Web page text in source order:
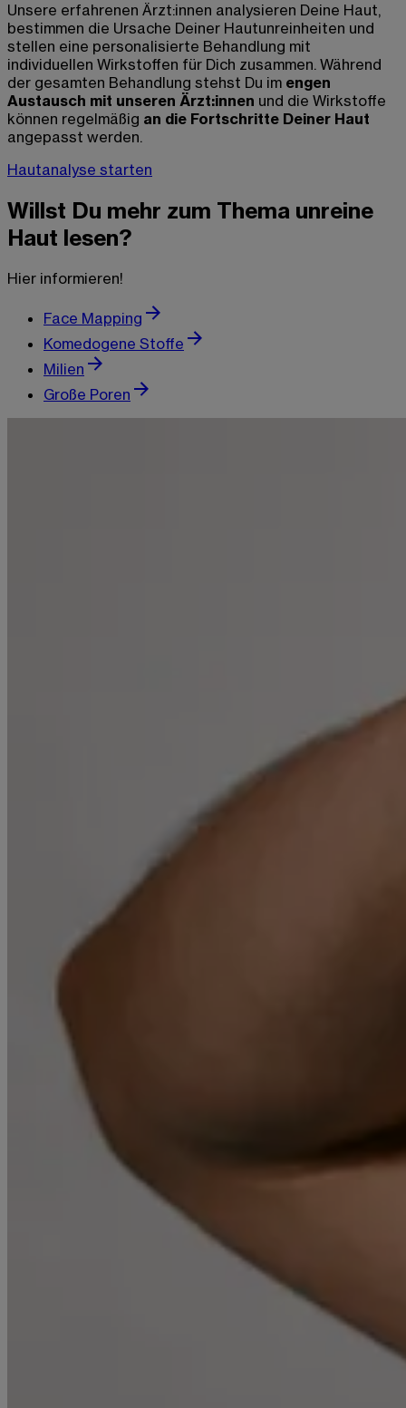
Unsere erfahrenen Ärzt:innen analysieren Deine Haut,
bestimmen die Ursache Deiner Hautunreinheiten und
stellen eine personalisierte Behandlung mit
individuellen Wirkstoffen für Dich zusammen. Während
der gesamten Behandlung stehst Du im engen
Austausch mit unseren Ärzt:innen und die Wirkstoffe
können regelmäßig an die Fortschritte Deiner Haut
angepasst werden.
Hautanalyse starten
Willst Du mehr zum Thema unreine
Haut lesen?
Hier informieren!
Face Mapping
Komedogene Stoffe
Milien
Große Poren